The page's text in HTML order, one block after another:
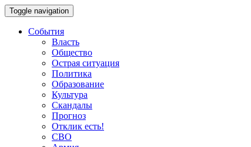
Toggle navigation
События
Власть
Общество
Острая ситуация
Политика
Образование
Культура
Скандалы
Прогноз
Отклик есть!
СВО